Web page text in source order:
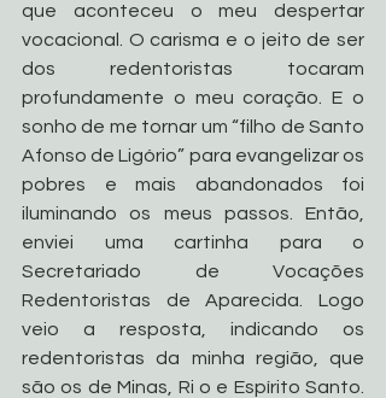
que aconteceu o meu despertar
vocacional. O carisma e o jeito de ser
dos redentoristas tocaram
profundamente o meu coração. E o
sonho de me tornar um “filho de Santo
Afonso de Ligório” para evangelizar os
pobres e mais abandonados foi
iluminando os meus passos. Então,
enviei uma cartinha para o
Secretariado de Vocações
Redentoristas de Aparecida. Logo
veio a resposta, indicando os
redentoristas da minha região, que
são os de Minas, Ri o e Espírito Santo.